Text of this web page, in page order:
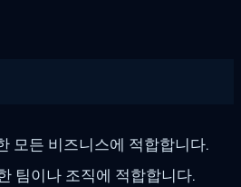
모든 비즈니스에 적합합니다.
팀이나 조직에 적합합니다.